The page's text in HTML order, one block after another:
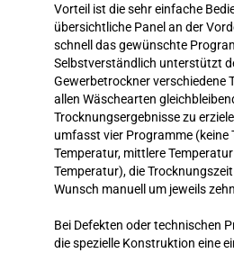
Vorteil ist die sehr einfache
übersichtliche Panel an der
schnell das gewünschte
Selbstverständlich unterstützt
Gewerbetrockner verschiedene
allen Wäschearten
Trocknungsergebnisse zu
umfasst vier Programme (keine
Temperatur, mittlere
Temperatur), die
Wunsch manuell um jeweils
Bei Defekten oder technischen
die spezielle Konstruktion eine